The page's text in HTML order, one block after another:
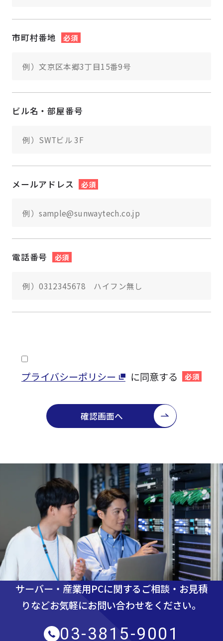
市町村番地 必須
ビル名・部屋番号
メールアドレス 必須
電話番号 必須
プライバシーポリシー に同意する 必須
確認画面へ
サーバー・産業用PCに関するご相談・お見積
りなどお気軽にお問い合わせをください。
03-3815-9001